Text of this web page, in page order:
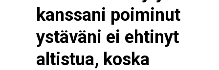
kanssani poiminut
ystäväni ei ehtinyt
altistua, koska